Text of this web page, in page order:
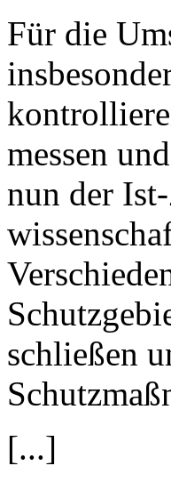
Für die
messen
nun der
schließen
[...]